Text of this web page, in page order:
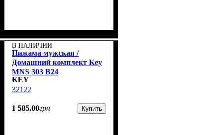
В НАЛИЧИИ
Пижама мужская /
Домашний комплект Key
MNS 303 B24
KEY
32122
1 585.00грн Купить